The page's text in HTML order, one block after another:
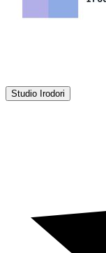
Studio Irodori